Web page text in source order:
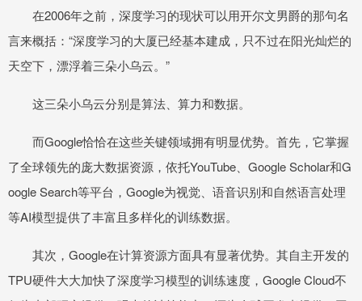
在2006年之前，深度学习的现状可以用开尔文男爵的那句名
言来概括：“深度学习的大厦已经基本建成，只不过在阳光灿烂的
天空下，漂浮着三朵小乌云。”
这三朵小乌云分别是算法、算力和数据。
而Google恰恰在这些关键领域拥有明显优势。首先，它掌握
了全球领先的庞大数据资源，依托YouTube、Google Scholar和G
oogle Search等平台，Google为视觉、语音识别和自然语言处理
等AI模型提供了丰富且多样化的训练数据。
其次，Google在计算资源方面具有显著优势。其自主开发的
TPU硬件大大加快了深度学习模型的训练速度，Google Cloud不